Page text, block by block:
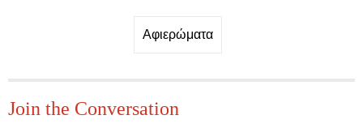
Αφιερώματα
Join the Conversation